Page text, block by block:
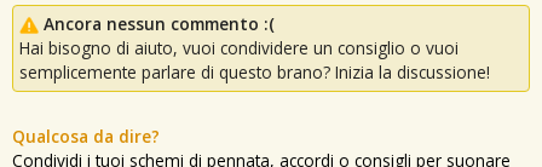
Ancora nessun commento :(
Hai bisogno di aiuto, vuoi condividere un consiglio o vuoi
semplicemente parlare di questo brano? Inizia la discussione!
Qualcosa da dire?
Condividi i tuoi schemi di pennata, accordi o consigli per suonare